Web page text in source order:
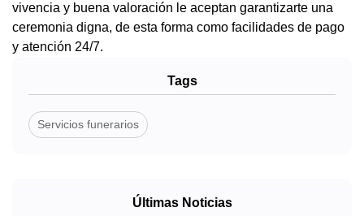
vivencia y buena valoración le aceptan garantizarte una
ceremonia digna, de esta forma como facilidades de pago
y atención 24/7.
Tags
Servicios funerarios
Últimas Noticias